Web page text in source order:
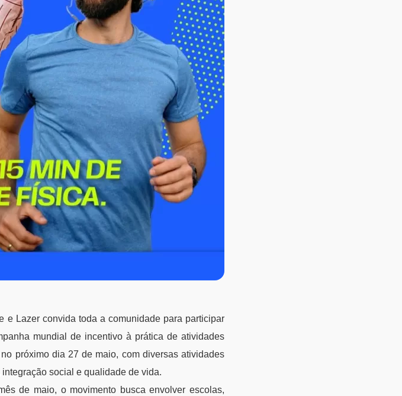
e Lazer convida toda a comunidade para participar
mundial de incentivo à prática de atividades
próximo dia 27 de maio, com diversas atividades
social e qualidade de vida.
de maio, o movimento busca envolver escolas,